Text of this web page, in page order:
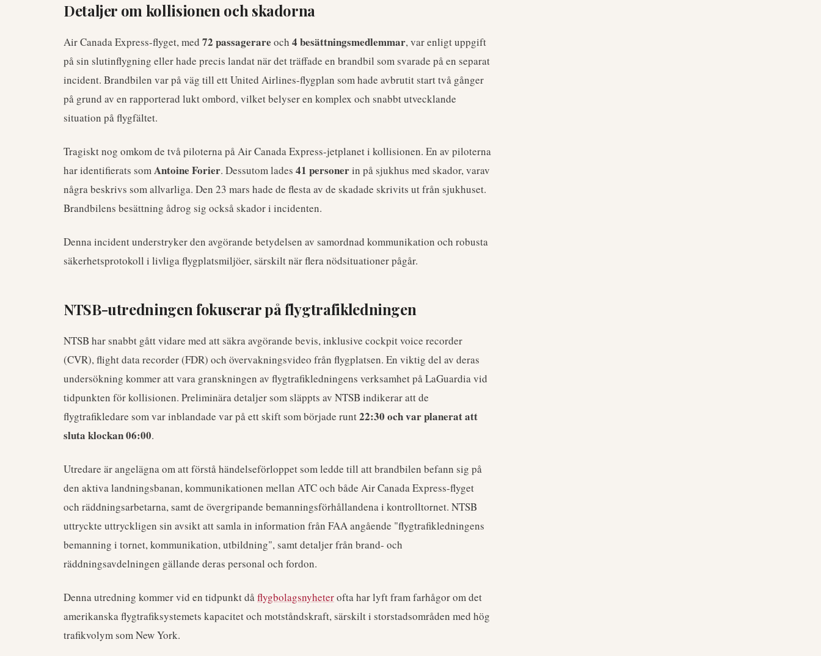
Detaljer om kollisionen och skadorna
Air Canada Express-flyget, med 72 passagerare och 4 besättningsmedlemmar, var enligt uppgift
på sin slutinflygning eller hade precis landat när det träffade en brandbil som svarade på en separat
incident. Brandbilen var på väg till ett United Airlines-flygplan som hade avbrutit start två gånger
på grund av en rapporterad lukt ombord, vilket belyser en komplex och snabbt utvecklande
situation på flygfältet.
Tragiskt nog omkom de två piloterna på Air Canada Express-jetplanet i kollisionen. En av piloterna
har identifierats somAntoine Forier. Dessutom lades 41 personerin på sjukhus med skador, varav
några beskrivs som allvarliga. Den 23 mars hade de flesta av de skadade skrivits ut från sjukhuset.
Brandbilens besättning ådrog sig också skador i incidenten.
Denna incident understryker den avgörande betydelsen av samordnad kommunikation och robusta
säkerhetsprotokoll i livliga flygplatsmiljöer, särskilt när flera nödsituationer pågår.
NTSB-utredningen fokuserar på flygtrafikledningen
NTSB har snabbt gått vidare med att säkra avgörande bevis, inklusive cockpit voice recorder
(CVR), flight data recorder (FDR) och övervakningsvideo från flygplatsen. En viktig del av deras
undersökning kommer att vara granskningen av flygtrafikledningens verksamhet på LaGuardia vid
tidpunkten för kollisionen. Preliminära detaljer som släppts av NTSB indikerar att de
flygtrafikledare som var inblandade var på ett skift som började runt22:30 och var planerat att
sluta klockan 06:00.
Utredare är angelägna om att förstå händelseförloppet som ledde till att brandbilen befann sig på
den aktiva landningsbanan, kommunikationen mellan ATC och både Air Canada Express-flyget
och räddningsarbetarna, samt de övergripande bemanningsförhållandena i kontrolltornet. NTSB
uttryckte uttryckligen sin avsikt att samla in information från FAA angående "flygtrafikledningens
bemanning i tornet, kommunikation, utbildning", samt detaljer från brand- och
räddningsavdelningen gällande deras personal och fordon.
Denna utredning kommer vid en tidpunkt dåflygbolagsnyheterofta har lyft fram farhågor om det
amerikanska flygtrafiksystemets kapacitet och motståndskraft, särskilt i storstadsområden med hög
trafikvolym som New York.